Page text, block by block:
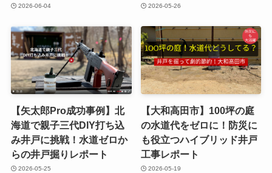
2026-06-04 2026-05-26
【矢太郎Pro成功事例】北
海道で親子三代DIY打ち込
み井戸に挑戦！水道ゼロか
らの井戸掘りレポート
2026-05-25
【大和高田市】100坪の庭
の水道代をゼロに！防災に
も役立つハイブリッド井戸
工事レポート
2026-05-19